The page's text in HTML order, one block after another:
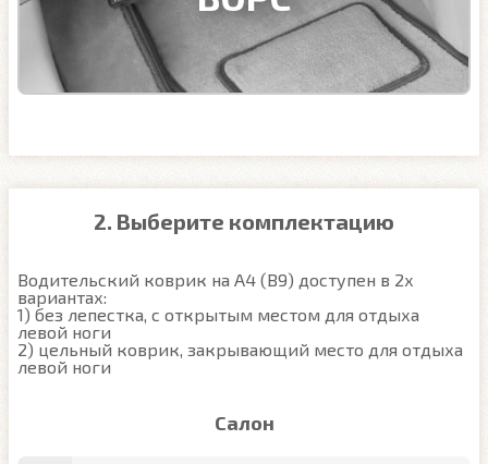
2. Выберите комплектацию
Водительский коврик на A4 (B9) доступен в 2х
вариантах:
1) без лепестка, с открытым местом для отдыха
левой ноги
2) цельный коврик, закрывающий место для отдыха
левой ноги
Салон